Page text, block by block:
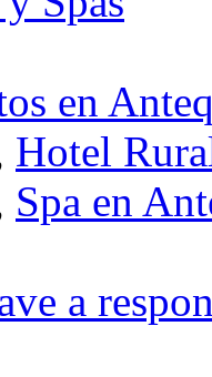
en
Hotel
Spa en
a